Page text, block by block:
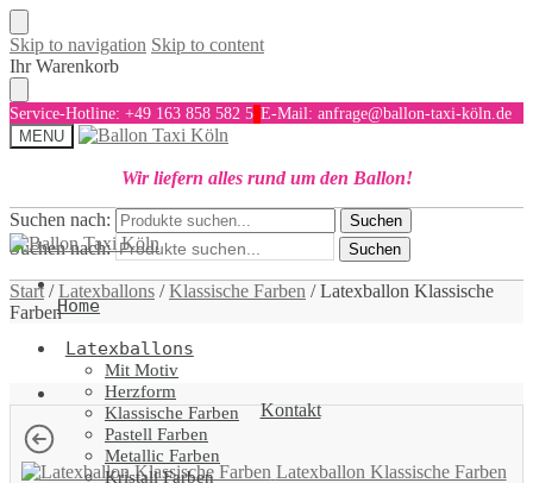
Skip to navigation Skip to content
Ihr Warenkorb
Service-Hotline: +49 163 858 582 5 E-Mail: anfrage@ballon-taxi-köln.de
MENU
Wir liefern alles rund um den Ballon!
Suchen nach: Suchen
Kontakt
Suchen nach: Suchen
Home
Latexballons
Mit Motiv
Herzform
Klassische Farben
Pastell Farben
Metallic Farben
Kristall Farben
Start /Latexballons /Klassische Farben /Latexballon Klassische
Farben
Latexballon Klassische Farben